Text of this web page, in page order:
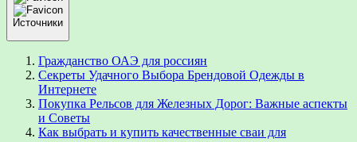
Источники
Гражданство ОАЭ для россиян
Секреты Удачного Выбора Брендовой Одежды в
Интернете
Покупка Рельсов для Железных Дорог: Важные аспекты
и Советы
Как выбрать и купить качественные сваи для